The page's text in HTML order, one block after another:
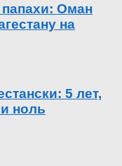
Оман
на
5 лет,
ноль